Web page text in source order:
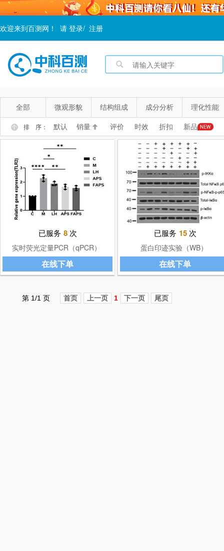
欢迎来到百测网！ 请 登录/ 注册
全部 微观形貌 结构组成 成分分析 理化性能
排 序： 默认 销量 评价 时效 折扣 新品
已服务 8次
实时荧光定量PCR（qPCR）
在线下单
已服务 15次
蛋白印迹实验（WB）
在线下单
第 1/1 页 首页 上一页 1 下一页 尾页